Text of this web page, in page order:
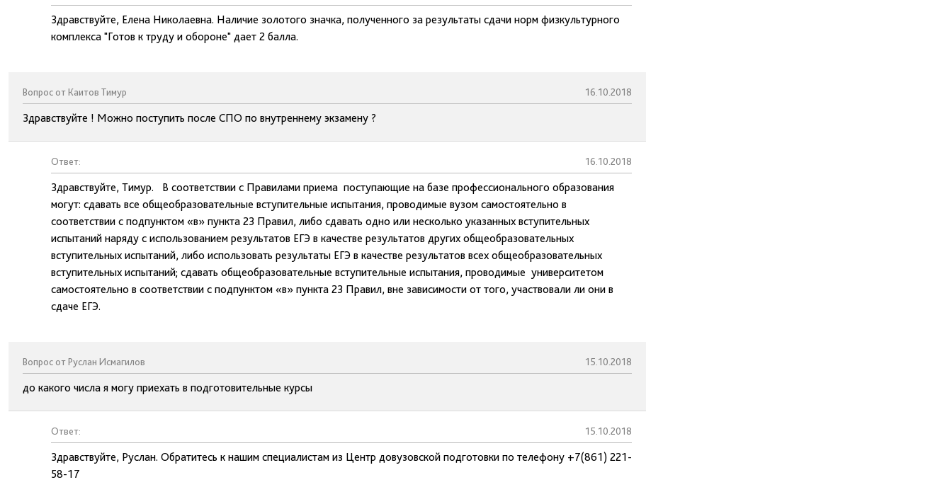
Здравствуйте, Елена Николаевна. Наличие золотого значка, полученного за результаты сдачи норм физкультурного
комплекса "Готов к труду и обороне" дает 2 балла.
Вопрос от Каитов Тимур 16.10.2018
Здравствуйте ! Можно поступить после СПО по внутреннему экзамену ?
Ответ: 16.10.2018
Здравствуйте, Тимур. В соответствии с Правилами приема поступающие на базе профессионального образования
могут: сдавать все общеобразовательные вступительные испытания, проводимые вузом самостоятельно в
соответствии с подпунктом «в» пункта 23 Правил, либо сдавать одно или несколько указанных вступительных
испытаний наряду с использованием результатов ЕГЭ в качестве результатов других общеобразовательных
вступительных испытаний, либо использовать результаты ЕГЭ в качестве результатов всех общеобразовательных
вступительных испытаний; сдавать общеобразовательные вступительные испытания, проводимые университетом
самостоятельно в соответствии с подпунктом «в» пункта 23 Правил, вне зависимости от того, участвовали ли они в
сдаче ЕГЭ.
Вопрос от Руслан Исмагилов 15.10.2018
до какого числа я могу приехать в подготовительные курсы
Ответ: 15.10.2018
Здравствуйте, Руслан. Обратитесь к нашим специалистам из Центр довузовской подготовки по телефону +7(861) 221-
58-17